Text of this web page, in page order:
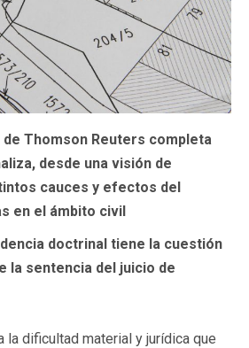
de Thomson Reuters completa
desde una visión de
cauces y efectos del
en el ámbito civil
doctrinal tiene la cuestión
la sentencia del juicio de
la dificultad material y jurídica que